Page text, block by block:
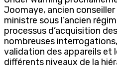
Joomaye, ancien
ministre sous l’ancien
processus d’acquisition
nombreuses
validation des appareils et
différents niveaux de la